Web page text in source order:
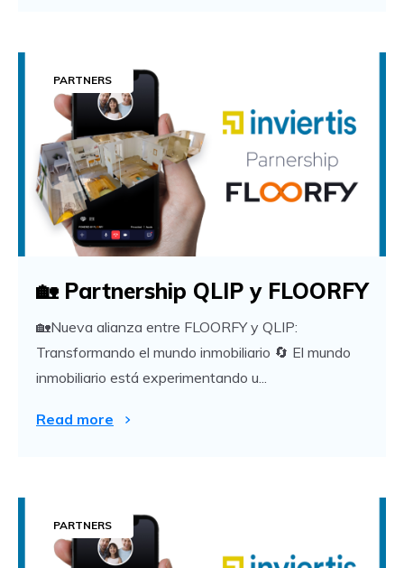
PARTNERS
🏡 Partnership QLIP y FLOORFY
🏡Nueva alianza entre FLOORFY y QLIP:
Transformando el mundo inmobiliario 🔄 El mundo
inmobiliario está experimentando u...
Read more
PARTNERS